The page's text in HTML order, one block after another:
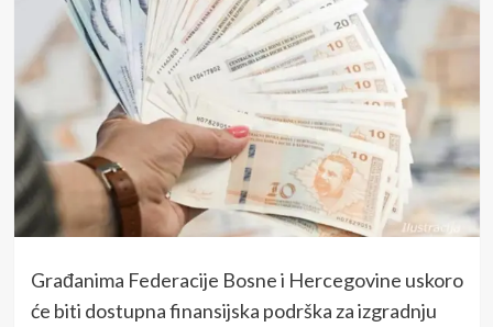
Građanima Federacije Bosne i Hercegovine uskoro
će biti dostupna finansijska podrška za izgradnju